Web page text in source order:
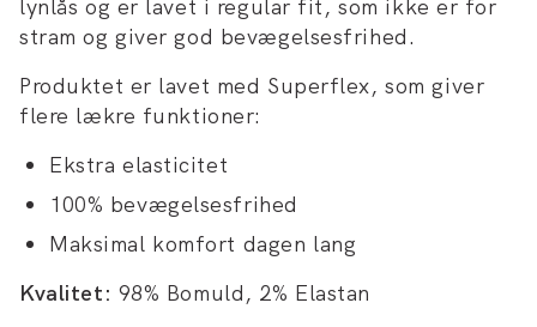
lynlås og er lavet i regular fit, som ikke er for
stram og giver god bevægelsesfrihed.
Produktet er lavet med Superflex, som giver
flere lækre funktioner:
Ekstra elasticitet
100% bevægelsesfrihed
Maksimal komfort dagen lang
Kvalitet: 98% Bomuld, 2% Elastan